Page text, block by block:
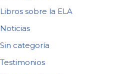
Libros sobre la ELA
Noticias
Sin categoría
Testimonios